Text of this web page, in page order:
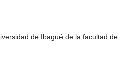
de Ibagué de la facultad de